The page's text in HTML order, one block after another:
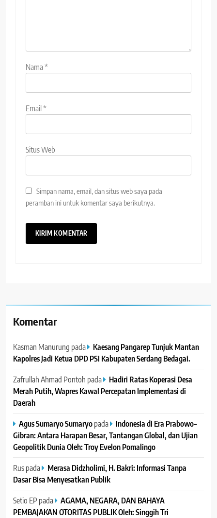
Nama*
Email *
Situs Web
Simpan nama, email, dan situs web saya pada
peramban ini untuk komentar saya berikutnya.
Komentar
Kasman Manurung pada
Kaesang Pangarep Tunjuk Mantan
Kapolres Jadi Ketua DPD PSI Kabupaten Serdang Bedagai. ‎ ‎
Zafrullah Ahmad Pontoh pada
Hadiri Ratas Koperasi Desa
Merah Putih, Wapres Kawal Percepatan Implementasi di
Daerah
Agus Sumaryo Sumaryopada
Indonesia di Era Prabowo–
Gibran: Antara Harapan Besar, Tantangan Global, dan Ujian
Geopolitik Dunia Oleh: Troy Evelon Pomalingo
Ruspada
Merasa Didzholimi, H. Bakri: Informasi Tanpa
Dasar Bisa Menyesatkan Publik
Setio EP pada
AGAMA, NEGARA, DAN BAHAYA
PEMBAJAKAN OTORITAS PUBLIK Oleh: Singgih Tri